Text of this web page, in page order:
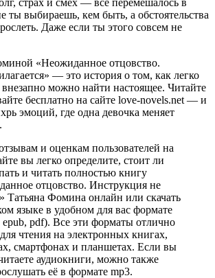
ты выбираешь, кем быть, а обстоятельства
Даже если ты этого совсем не
«Неожиданное отцовство.
— это история о том, как легко
внезапно можно найти настоящее. Читайте
бесплатно на сайте love-novels.net — и
эмоций, где одна девочка меняет
и оценкам пользователей на
вы легко определите, стоит ли
и читать полностью книгу
отцовство. Инструкция не
Татьяна Фомина онлайн или скачать
языке в удобном для вас формате
pdf). Все эти форматы отлично
чтения на электронных книгах,
смартфонах и планшетах. Если вы
аудиокниги, можно также
её в формате mp3.